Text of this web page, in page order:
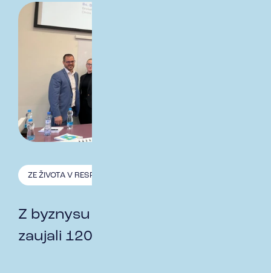
ZE ŽIVOTA V RESPECT
Z byznysu do lavic: Jak jsme
zaujali 120 studentů na ČZU